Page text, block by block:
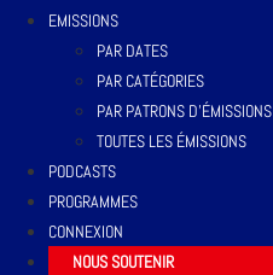
EMISSIONS
PAR DATES
PAR CATÉGORIES
PAR PATRONS D’ÉMISSIONS
TOUTES LES ÉMISSIONS
PODCASTS
PROGRAMMES
CONNEXION
NOUS SOUTENIR